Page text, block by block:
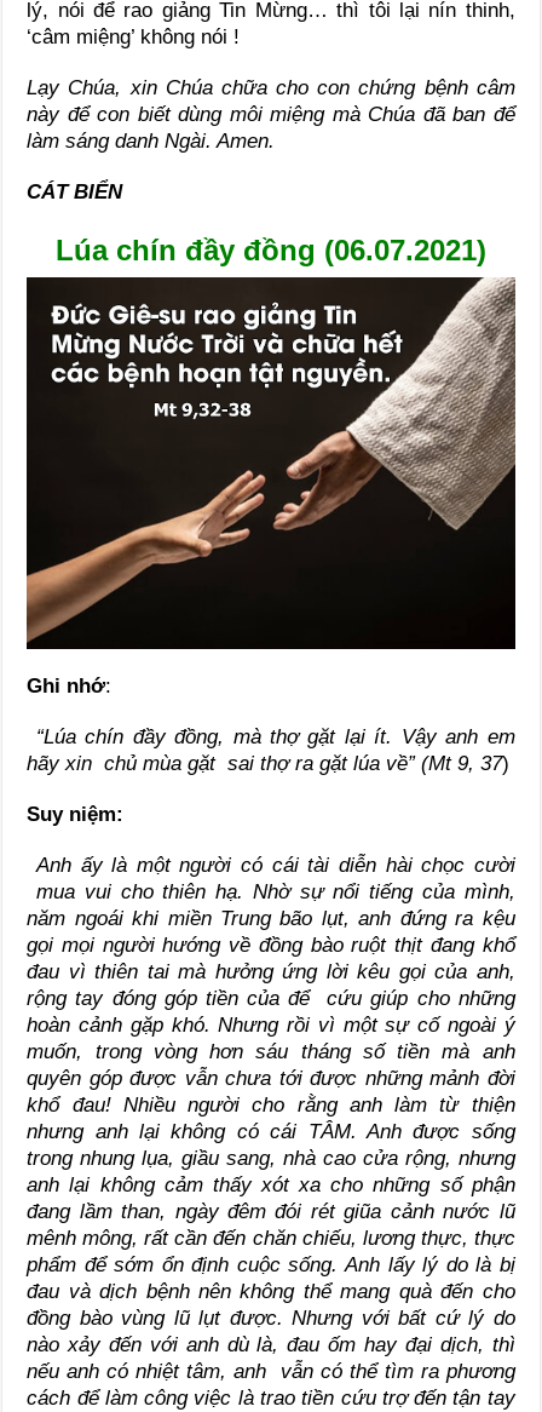
lý, nói để rao giảng Tin Mừng… thì tôi lại nín thinh,
‘câm miệng’ không nói !
Lạy Chúa, xin Chúa chữa cho con chứng bệnh câm
này để con biết dùng môi miệng mà Chúa đã ban để
làm sáng danh Ngài. Amen.
CÁT BIỂN
Lúa chín đầy đồng (06.07.2021)
Ghi nhớ:
“Lúa chín đầy đồng, mà thợ gặt lại ít. Vậy anh em
hãy xin chủ mùa gặt sai thợ ra gặt lúa về” (Mt 9, 37)
Suy niệm:
Anh ấy là một người có cái tài diễn hài chọc cười
mua vui cho thiên hạ. Nhờ sự nổi tiếng của mình,
năm ngoái khi miền Trung bão lụt, anh đứng ra kệu
gọi mọi người hướng về đồng bào ruột thịt đang khổ
đau vì thiên tai mà hưởng ứng lời kêu gọi của anh,
rộng tay đóng góp tiền của để cứu giúp cho những
hoàn cảnh gặp khó. Nhưng rồi vì một sự cố ngoài ý
muốn, trong vòng hơn sáu tháng số tiền mà anh
quyên góp được vẫn chưa tới được những mảnh đời
khổ đau! Nhiều người cho rằng anh làm từ thiện
nhưng anh lại không có cái TÂM. Anh được sống
trong nhung lụa, giầu sang, nhà cao cửa rộng, nhưng
anh lại không cảm thấy xót xa cho những số phận
đang lầm than, ngày đêm đói rét giũa cảnh nước lũ
mênh mông, rất cần đến chăn chiếu, lương thực, thực
phẩm để sớm ổn định cuộc sống. Anh lấy lý do là bị
đau và dịch bệnh nên không thể mang quà đến cho
đồng bào vùng lũ lụt được. Nhưng với bất cứ lý do
nào xảy đến với anh dù là, đau ốm hay đại dịch, thì
nếu anh có nhiệt tâm, anh vẫn có thể tìm ra phương
cách để làm công việc là trao tiền cứu trợ đến tận tay